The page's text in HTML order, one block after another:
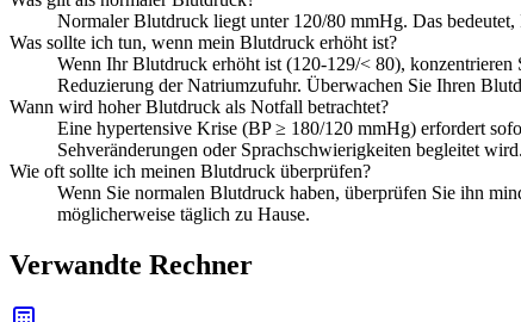
Normaler Blutdruck liegt unter 120/80 mmHg. Das
Was sollte ich tun, wenn mein Blutdruck erhöht ist?
Wenn Ihr Blutdruck erhöht ist (120-129/< 80), konzentrieren
Reduzierung der Natriumzufuhr. Überwachen Sie Ihren
Wann wird hoher Blutdruck als Notfall betrachtet?
Eine hypertensive Krise (BP ≥ 180/120 mmHg) erfordert
Sehveränderungen oder Sprachschwierigkeiten begleitet
Wie oft sollte ich meinen Blutdruck überprüfen?
Wenn Sie normalen Blutdruck haben, überprüfen Sie ihn
möglicherweise täglich zu Hause.
Verwandte Rechner